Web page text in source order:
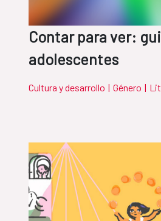
Contar para ver:
adolescentes
Cultura y desarrollo | Género |